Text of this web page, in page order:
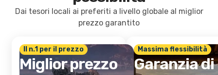
Dai tesori locali ai preferiti a livello globale al miglior
prezzo garantito
Il n.1 per il prezzo
Miglior prezzo
Massima flessibilità
Garanzia di